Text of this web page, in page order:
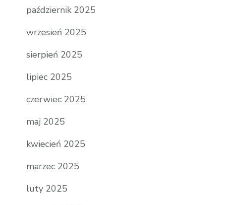
październik 2025
wrzesień 2025
sierpień 2025
lipiec 2025
czerwiec 2025
maj 2025
kwiecień 2025
marzec 2025
luty 2025